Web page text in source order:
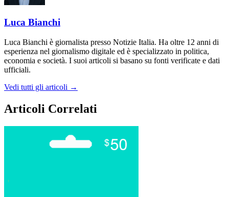
Luca Bianchi
Luca Bianchi è giornalista presso Notizie Italia. Ha oltre 12 anni di
esperienza nel giornalismo digitale ed è specializzato in politica,
economia e società. I suoi articoli si basano su fonti verificate e dati
ufficiali.
Vedi tutti gli articoli →
Articoli Correlati